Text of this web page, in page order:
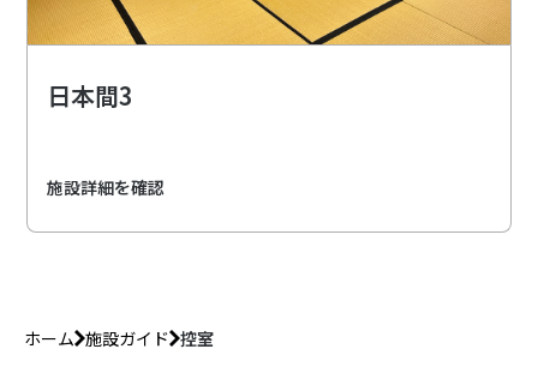
日本間3
施設詳細を確認
ホーム 施設ガイド 控室